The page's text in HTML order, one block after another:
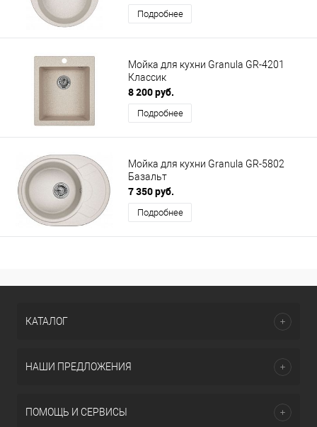
Подробнее
Мойка для кухни Granula GR-4201
Классик
8 200 руб.
Подробнее
Мойка для кухни Granula GR-5802
Базальт
7 350 руб.
Подробнее
КАТАЛОГ
НАШИ ПРЕДЛОЖЕНИЯ
ПОМОЩЬ И СЕРВИСЫ